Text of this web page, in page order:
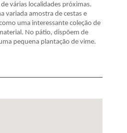
várias localidades próximas.
variada amostra de cestas e
uma interessante coleção de
No pátio, dispõem de
pequena plantação de vime.